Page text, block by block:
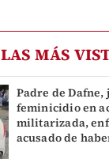
LAS MÁS
Padre de
feminicidio en
militarizada,
acusado de